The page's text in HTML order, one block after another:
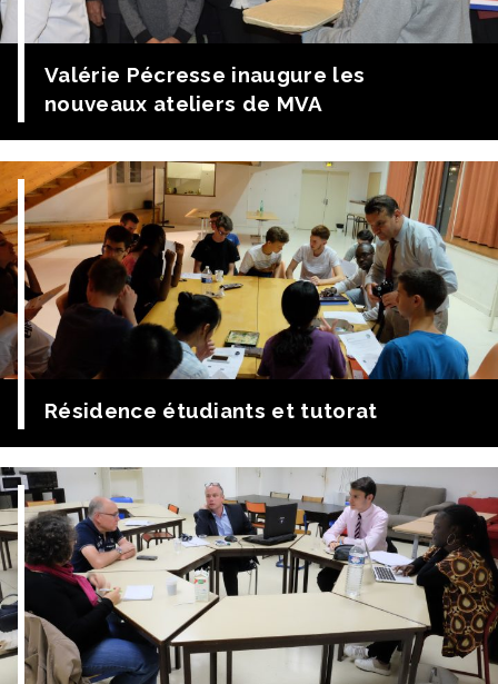
Valérie Pécresse inaugure les
nouveaux ateliers de MVA
Mardi 11 décembre la Présidente de Région, Valérie
Pécresse, le Maire d’Issy, André Santini, la député
Florence Provendier, le Frère René Gentric, les présidents
de l’Aforpa, Isep, Cerfal, les responsables de
l’Enseignement catholique ont inauguré les ateliers
refaits de fond en comble. Formations initiales et
Apprentissage y travailleront côte à côte. De la troisième
au […]
Résidence étudiants et tutorat
Rencontre avec les étudiants de la résidence qui offrent
deux heures de tutorat par semaine aux collégiens et
lycéens